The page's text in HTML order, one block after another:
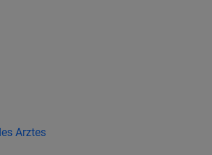
Arztes